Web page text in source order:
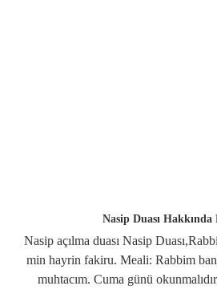
Nasip Duası Hakkında
Nasip açılma duası Nasip
min hayrin fakiru. Meali: Rabbim
muhtacım. Cuma günü